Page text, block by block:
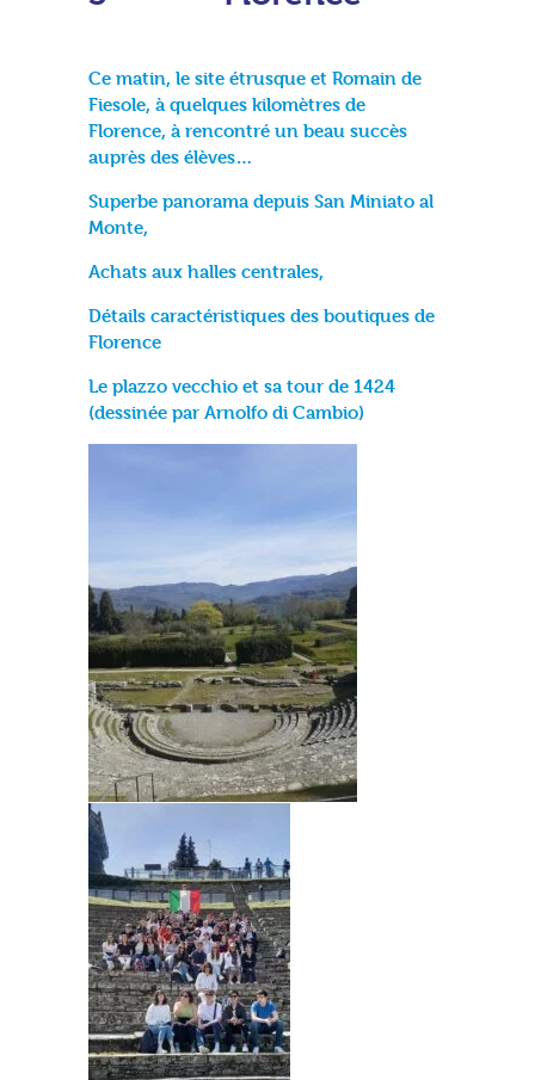
Ce matin, le site étrusque et Romain de
Fiesole, à quelques kilomètres de
Florence, à rencontré un beau succès
auprès des élèves…
Superbe panorama depuis San Miniato al
Monte,
Achats aux halles centrales,
Détails caractéristiques des boutiques de
Florence
Le plazzo vecchio et sa tour de 1424
(dessinée par Arnolfo di Cambio)